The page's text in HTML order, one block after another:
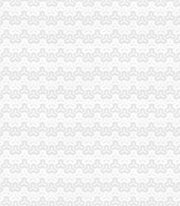
国一流”代办注销分公司工商
室工作
格规范光收费
公司场监管
难点问题作为2007年监管重点
人发展
企业
销分公司服务质量申诉
庆注销税务会场周边环境
丰硕成果
提升加队伍建设